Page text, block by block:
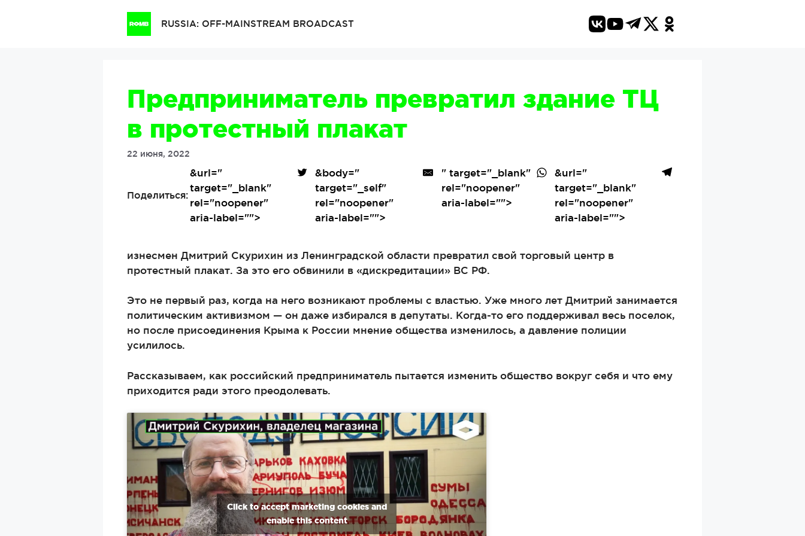
RUSSIA: OFF-MAINSTREAM BROADCAST
Предприниматель превратил здание ТЦ
в протестный плакат
22 июня, 2022
Поделиться:
&url="
target="_blank"
rel="noopener"
aria-label="">
&body="
target="_self"
rel="noopener"
aria-label="">
" target="_blank"
rel="noopener"
aria-label="">
&url="
target="_blank"
rel="noopener"
aria-label="">
изнесмен Дмитрий Скурихин из Ленинградской области превратил свой торговый центр в
протестный плакат. За это его обвинили в «дискредитации» ВС РФ.
Это не первый раз, когда на него возникают проблемы с властью. Уже много лет Дмитрий занимается
политическим активизмом — он даже избирался в депутаты. Когда-то его поддерживал весь поселок,
но после присоединения Крыма к России мнение общества изменилось, а давление полиции
усилилось.
Рассказываем, как российский предприниматель пытается изменить общество вокруг себя и что ему
приходится ради этого преодолевать.
Click to accept marketing cookies and
enable this content